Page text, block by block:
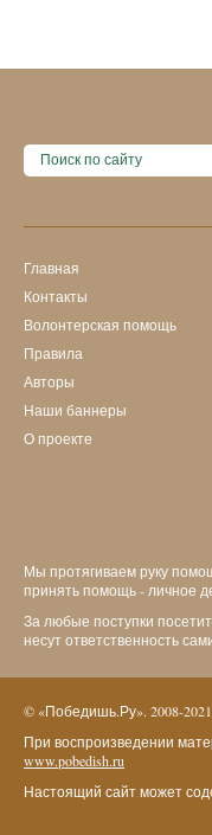
Главная
Контакты
Волонтерская помощь
Правила
Авторы
Наши баннеры
О проекте
Мы протягиваем руку
принять помощь - личное
За любые поступки
несут ответственность
© «Победишь.Ру». 2008-
При воспроизведении
www.pobedish.ru
Настоящий сайт может